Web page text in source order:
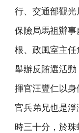
行、交通部觀
保險局馬祖辦
根、政風室主
舉辦反賄選活
揮官汪豐仁以
官兵弟兄也是
時三十分，於